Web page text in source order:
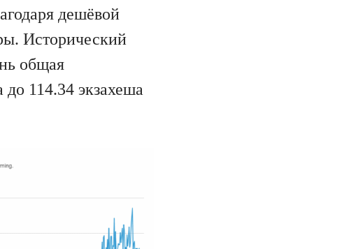
дешёвой
Исторический
общая
114.34 экзахеша